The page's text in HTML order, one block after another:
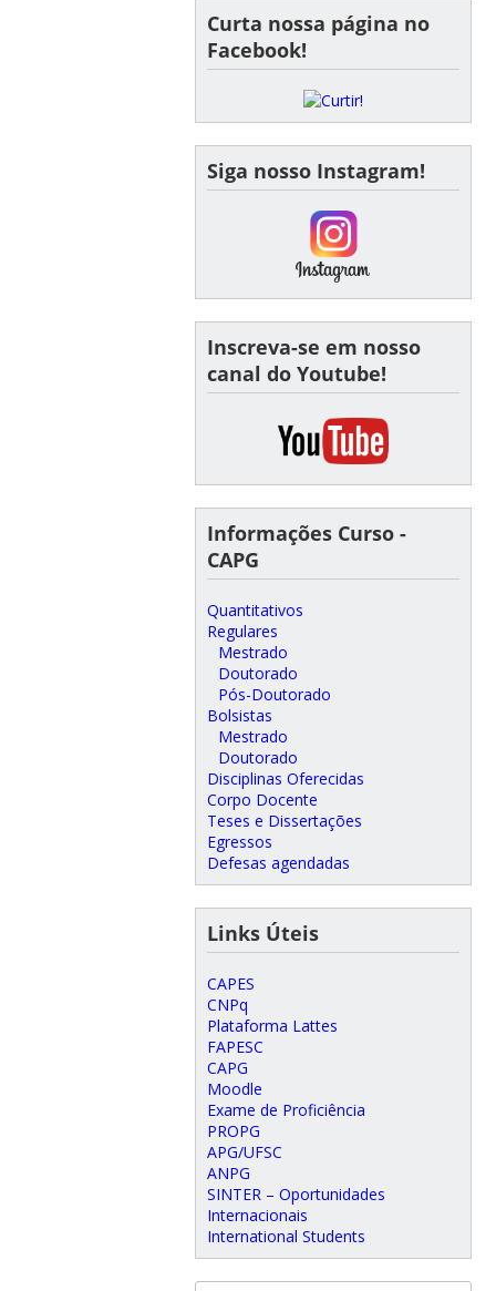
Curta nossa página no
Facebook!
Siga nosso Instagram!
Inscreva-se em nosso
canal do Youtube!
Informações Curso -
CAPG
Quantitativos
Regulares
Mestrado
Doutorado
Pós-Doutorado
Bolsistas
Mestrado
Doutorado
Disciplinas Oferecidas
Corpo Docente
Teses e Dissertações
Egressos
Defesas agendadas
Links Úteis
CAPES
CNPq
Plataforma Lattes
FAPESC
CAPG
Moodle
Exame de Proficiência
PROPG
APG/UFSC
ANPG
SINTER – Oportunidades
Internacionais
International Students